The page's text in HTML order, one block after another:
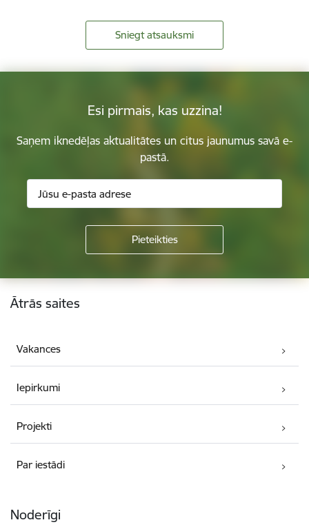
Sniegt atsauksmi
Esi pirmais, kas uzzina!
Saņem iknedēļas aktualitātes un citus jaunumus savā e-
pastā.
Kājene
Ātrās saites
Vakances
Iepirkumi
Projekti
Par iestādi
Noderīgi